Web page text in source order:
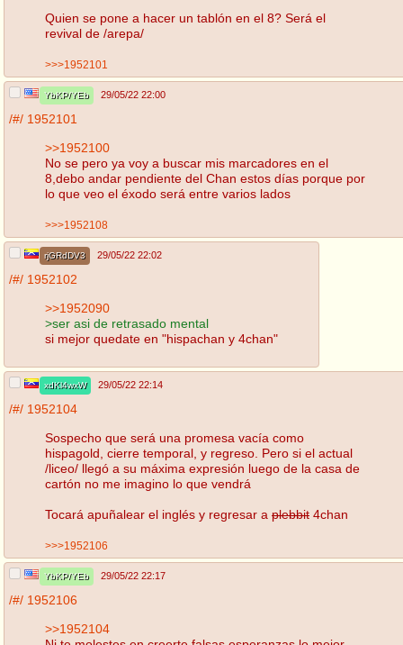
Quien se pone a hacer un tablón en el 8? Será el
revival de /arepa/
>>>1952101
YbKP/YEb 29/05/22 22:00
/#/ 1952101
>>1952100
No se pero ya voy a buscar mis marcadores en el
8,debo andar pendiente del Chan estos días porque por
lo que veo el éxodo será entre varios lados
>>>1952108
rjGRdDV3 29/05/22 22:02
/#/ 1952102
>>1952090
>ser asi de retrasado mental
si mejor quedate en "hispachan y 4chan"
xdKl4wxW 29/05/22 22:14
/#/ 1952104
Sospecho que será una promesa vacía como
hispagold, cierre temporal, y regreso. Pero si el actual
/liceo/ llegó a su máxima expresión luego de la casa de
cartón no me imagino lo que vendrá
Tocará apuñalear el inglés y regresar a plebbit 4chan
>>>1952106
YbKP/YEb 29/05/22 22:17
/#/ 1952106
>>1952104